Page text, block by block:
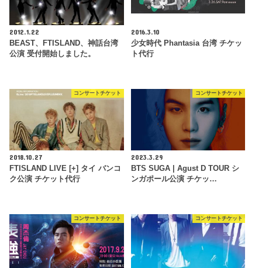
2012.1.22
BEAST、FTISLAND、神話台湾
公演 受付開始しました。
2016.3.10
少女時代 Phantasia 台湾 チケッ
ト代行
コンサートチケット
2018.10.27
FTISLAND LIVE [+] タイ バンコ
ク公演 チケット代行
コンサートチケット
2023.3.29
BTS SUGA | Agust D TOUR シ
ンガポール公演 チケッ…
コンサートチケット コンサートチケット